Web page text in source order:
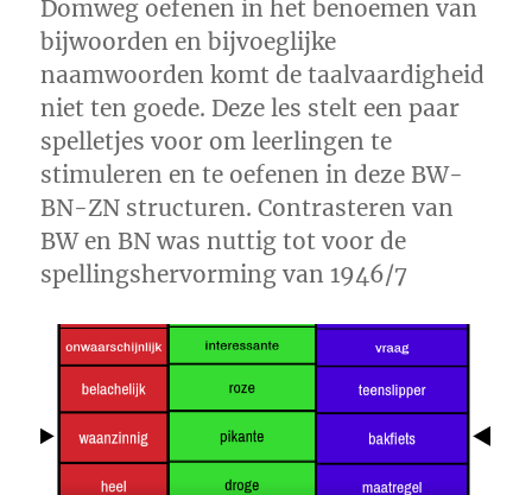
Domweg oefenen in het benoemen van
bijwoorden en bijvoeglijke
naamwoorden komt de taalvaardigheid
niet ten goede. Deze les stelt een paar
spelletjes voor om leerlingen te
stimuleren en te oefenen in deze BW-
BN-ZN structuren. Contrasteren van
BW en BN was nuttig tot voor de
spellingshervorming van 1946/7